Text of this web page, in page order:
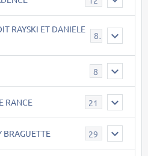
RAYSKI ET DANIELE
8
8
RANCE 21
BRAGUETTE 29